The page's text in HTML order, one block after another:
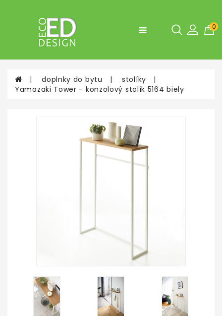
boxy
Doplnky
do
0
doplnky do bytu
stolíky
Yamazaki Tower - konzolový stolík 5164 biely